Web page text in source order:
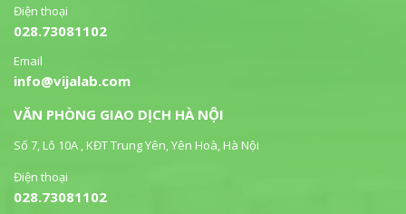
Điện thoại
028.73081102
Email
info@vijalab.com
VĂN PHÒNG GIAO DỊCH HÀ NỘI
Số 7, Lô 10A , KĐT Trung Yên, Yên Hoà, Hà Nội
Điện thoại
028.73081102